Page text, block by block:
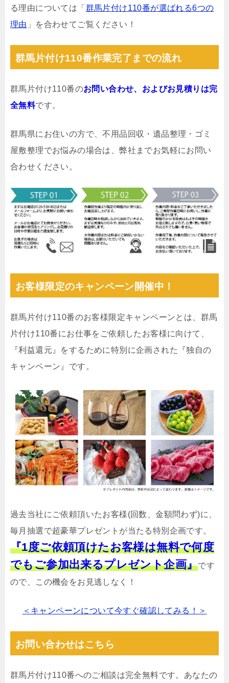
る理由については「 群馬片付け110番が選ばれる6つの
理由 」を合わせてご覧ください！
群馬片付け110番作業完了までの流れ
群馬片付け110番のお問い合わせ、およびお見積りは完
全無料です。
群馬県にお住いの方で、不用品回収・遺品整理・ゴミ
屋敷整理でお悩みの場合は、弊社までお気軽にお問い
合わせください。
お客様限定のキャンペーン開催中！
群馬片付け110番のお客様限定キャンペーンとは、群馬
片付け110番にお仕事をご依頼したお客様に向けて、
『利益還元』をするために特別に企画された『独自の
キャンペーン』です。
過去当社にご依頼頂いたお客様(回数、金額問わず)に、
毎月抽選で超豪華プレゼントが当たる特別企画です。
『1度ご依頼頂けたお客様は無料で何度
でもご参加出来るプレゼント企画』です
ので、この機会をお見逃しなく！
＜キャンペーンについて今すぐ確認してみる！＞
お問い合わせはこちら
群馬片付け110番へのご相談は完全無料です。あなたの